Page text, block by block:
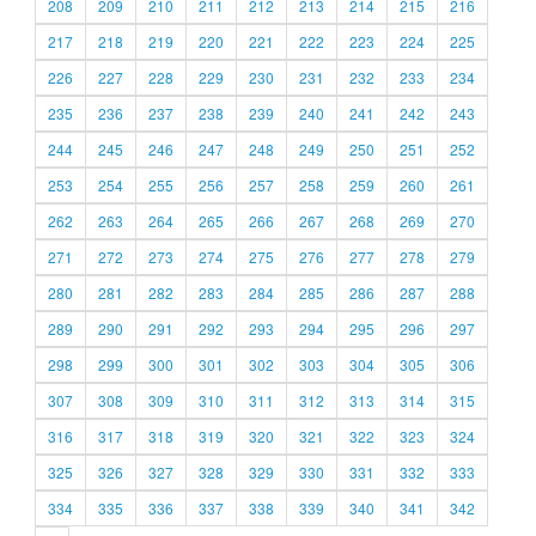
208 209 210 211 212 213 214 215
216
217
218 219 220 221 222 223 224
225
226
227 228 229 230 231 232 233
234
235
236 237 238 239 240 241 242
243
244
245 246 247 248 249 250 251
252
253
254 255 256 257 258 259 260
261
262
263 264 265 266 267 268 269
270
271
272 273 274 275 276 277 278
279
280
281 282 283 284 285 286 287
288
289
290 291 292 293 294 295 296
297
298
299 300 301 302 303 304 305
306
307
308 309 310 311 312 313 314
315
316
317 318 319 320 321 322 323
324
325
326 327 328 329 330 331 332
333
334
335 336 337 338 339 340 341
342